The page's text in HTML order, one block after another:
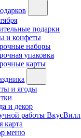
подарки
и конфеты
наборы
упаковка
карты
и ягоды
и декор
работы ВкусВилл
карта
меню